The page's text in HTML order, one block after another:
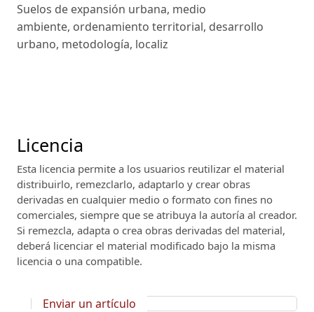
Suelos de expansión urbana, medio
ambiente, ordenamiento territorial, desarrollo
urbano, metodología, localiz
Licencia
Esta licencia permite a los usuarios reutilizar el material
distribuirlo, remezclarlo, adaptarlo y crear obras
derivadas en cualquier medio o formato con fines no
comerciales, siempre que se atribuya la autoría al creador.
Si remezcla, adapta o crea obras derivadas del material,
deberá licenciar el material modificado bajo la misma
licencia o una compatible.
Enviar un artículo